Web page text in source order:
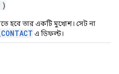
)
হবে তার একটি মুখোশ। সেট না
এ ডিফল্ট।